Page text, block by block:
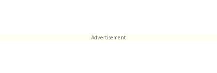
Advertisement